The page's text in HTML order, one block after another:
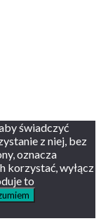
świadczyć
z niej, bez
oznacza
korzystać, wyłącz
to